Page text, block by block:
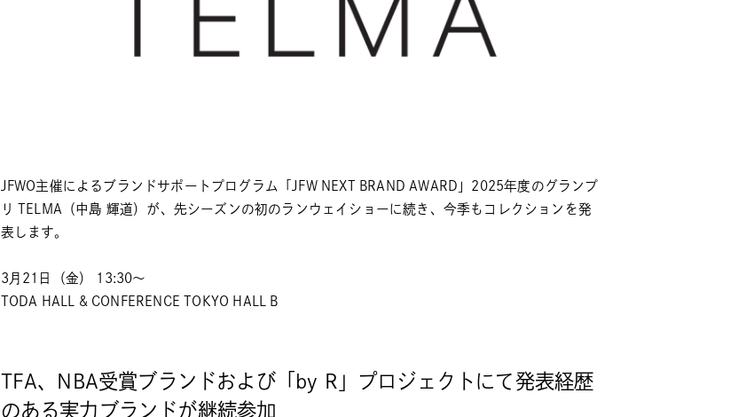
JFWO主催によるブランドサポートプログラム「JFW NEXT BRAND AWARD」2025年度のグランプ
リ
TELMA（中島 輝道） が、先シーズンの初のランウェイショーに続き、今季もコレクションを発
表します。
3月21日（金） 13:30～
TODA HALL & CONFERENCE TOKYO HALL B
TFA、NBA受賞ブランドおよび「by R」プロジェクトにて発表経歴
のある実力ブランドが継続参加